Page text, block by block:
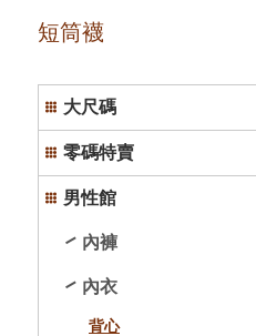
短筒襪
大尺碼
零碼特賣
男性館
內褲
內衣
背心